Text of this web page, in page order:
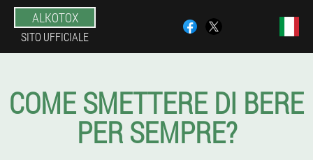
ALKOTOX
SITO UFFICIALE
COME SMETTERE DI BERE
PER SEMPRE?